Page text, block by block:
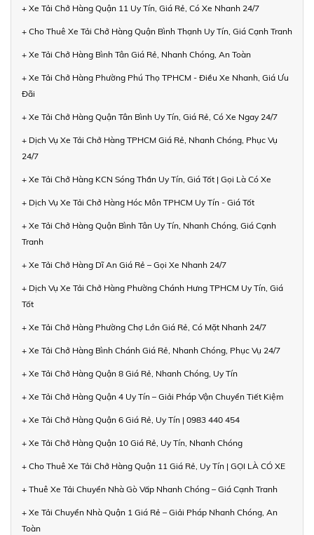
+ Xe Tải Chở Hàng Quận 11 Uy Tín, Giá Rẻ, Có Xe Nhanh 24/7
+ Cho Thuê Xe Tải Chở Hàng Quận Bình Thạnh Uy Tín, Giá Cạnh Tranh
+ Xe Tải Chở Hàng Bình Tân Giá Rẻ, Nhanh Chóng, An Toàn
+ Xe Tải Chở Hàng Phường Phú Thọ TPHCM - Điều Xe Nhanh, Giá Ưu
Đãi
+ Xe Tải Chở Hàng Quận Tân Bình Uy Tín, Giá Rẻ, Có Xe Ngay 24/7
+ Dịch Vụ Xe Tải Chở Hàng TPHCM Giá Rẻ, Nhanh Chóng, Phục Vụ
24/7
+ Xe Tải Chở Hàng KCN Sóng Thần Uy Tín, Giá Tốt | Gọi Là Có Xe
+ Dịch Vụ Xe Tải Chở Hàng Hóc Môn TPHCM Uy Tín - Giá Tốt
+ Xe Tải Chở Hàng Quận Bình Tân Uy Tín, Nhanh Chóng, Giá Cạnh
Tranh
+ Xe Tải Chở Hàng Dĩ An Giá Rẻ – Gọi Xe Nhanh 24/7
+ Dịch Vụ Xe Tải Chở Hàng Phường Chánh Hưng TPHCM Uy Tín, Giá
Tốt
+ Xe Tải Chở Hàng Phường Chợ Lớn Giá Rẻ, Có Mặt Nhanh 24/7
+ Xe Tải Chở Hàng Bình Chánh Giá Rẻ, Nhanh Chóng, Phục Vụ 24/7
+ Xe Tải Chở Hàng Quận 8 Giá Rẻ, Nhanh Chóng, Uy Tín
+ Xe Tải Chở Hàng Quận 4 Uy Tín – Giải Pháp Vận Chuyển Tiết Kiệm
+ Xe Tải Chở Hàng Quận 6 Giá Rẻ, Uy Tín | 0983 440 454
+ Xe Tải Chở Hàng Quận 10 Giá Rẻ, Uy Tín, Nhanh Chóng
+ Cho Thuê Xe Tải Chở Hàng Quận 11 Giá Rẻ, Uy Tín | GỌI LÀ CÓ XE
+ Thuê Xe Tải Chuyển Nhà Gò Vấp Nhanh Chóng – Giá Cạnh Tranh
+ Xe Tải Chuyển Nhà Quận 1 Giá Rẻ – Giải Pháp Nhanh Chóng, An
Toàn